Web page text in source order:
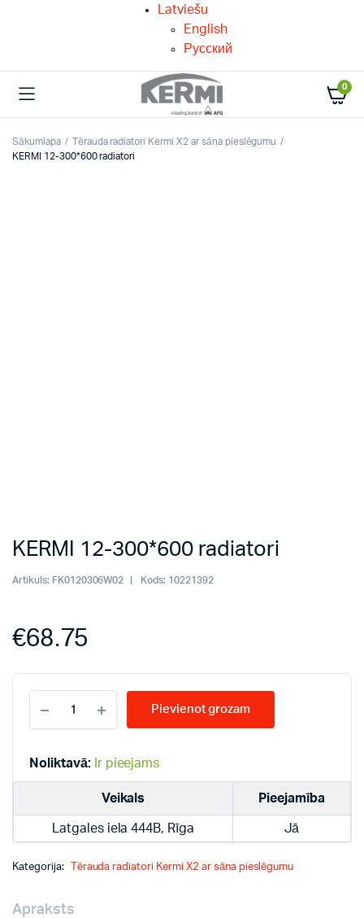
Latviešu
English
Русский
0
Sākumlapa
Tērauda radiatori Kermi X2 ar sāna pieslēgumu
KERMI 12-300*600 radiatori
KERMI 12-300*600 radiatori
Artikuls: FK0120306W02 Kods: 10221392
€68.75
300*600
quantity
Pievienot grozam
Noliktavā: Ir pieejams
Veikals Pieejamība
Latgales iela 444B, Rīga Jā
Kategorija: Tērauda radiatori Kermi X2 ar sāna pieslēgumu
Apraksts